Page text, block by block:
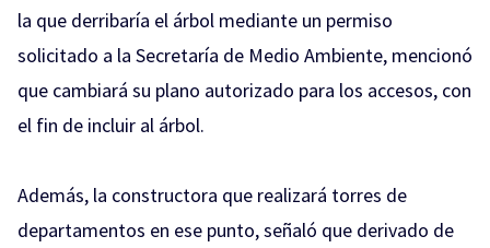
la que derribaría el árbol mediante un permiso
solicitado a la Secretaría de Medio Ambiente, mencionó
que cambiará su plano autorizado para los accesos, con
el fin de incluir al árbol.
Además, la constructora que realizará torres de
departamentos en ese punto, señaló que derivado de